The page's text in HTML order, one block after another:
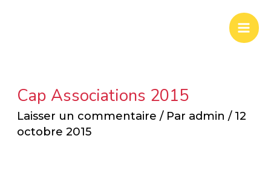
Cap Associations 2015
Laisser un commentaire / Par admin/ 12
octobre 2015